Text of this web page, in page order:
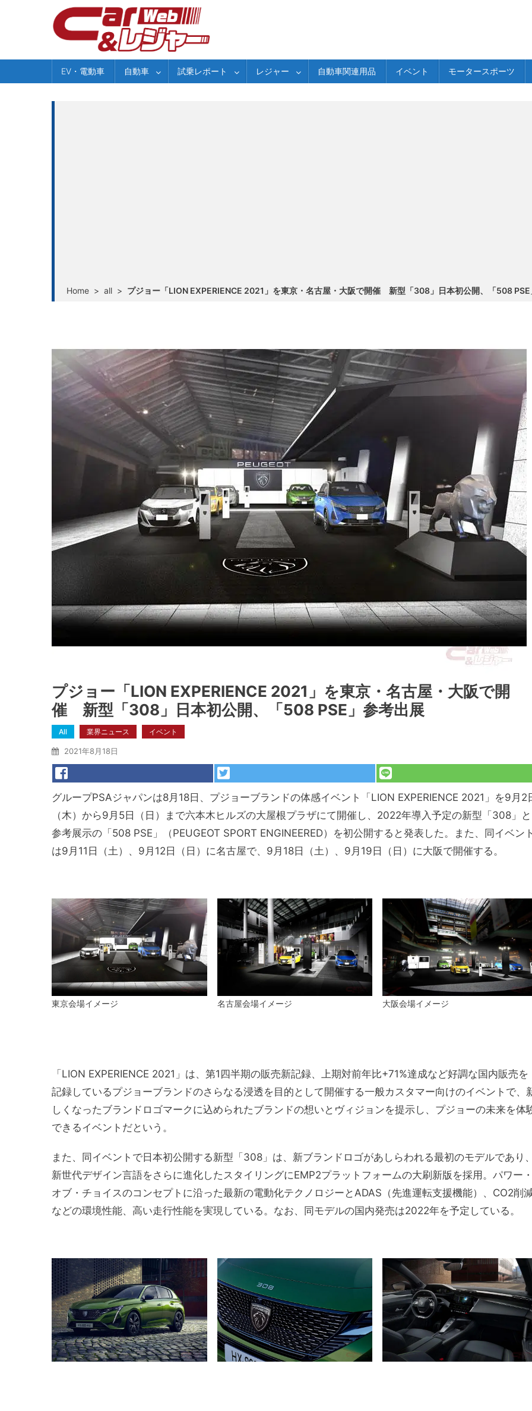
EV・電動車 自動車 試乗レポート レジャー 自動車関連用品 イベント モータースポーツ
Home > all > プジョー「LION EXPERIENCE 2021」を東京・名古屋・大阪で開催 新型「308」日本初公開、「508 PSE
プジョー「LION EXPERIENCE 2021」を東京・名古屋・大阪で開
催 新型「308」日本初公開、「508 PSE」参考出展
All 業界ニュース イベント
2021年8月18日
グループPSAジャパンは8月18日、プジョーブランドの体感イベント「LION EXPERIENCE 2021」を9月2
（木）から9月5日（日）まで六本木ヒルズの大屋根プラザにて開催し、2022年導入予定の新型「308」と
参考展示の「508 PSE」（PEUGEOT SPORT ENGINEERED）を初公開すると発表した。また、同イベン
は9月11日（土）、9月12日（日）に名古屋で、9月18日（土）、9月19日（日）に大阪で開催する。
東京会場イメージ 名古屋会場イメージ 大阪会場イメージ
「LION EXPERIENCE 2021」は、第1四半期の販売新記録、上期対前年比+71%達成など好調な国内販売を
記録しているプジョーブランドのさらなる浸透を目的として開催する一般カスタマー向けのイベントで、
しくなったブランドロゴマークに込められたブランドの想いとヴィジョンを提示し、プジョーの未来を体
できるイベントだという。
また、同イベントで日本初公開する新型「308」は、新ブランドロゴがあしらわれる最初のモデルであり
新世代デザイン言語をさらに進化したスタイリングにEMP2プラットフォームの大刷新版を採用。パワー
オブ・チョイスのコンセプトに沿った最新の電動化テクノロジーとADAS（先進運転支援機能）、CO2削
などの環境性能、高い走行性能を実現している。なお、同モデルの国内発売は2022年を予定している。